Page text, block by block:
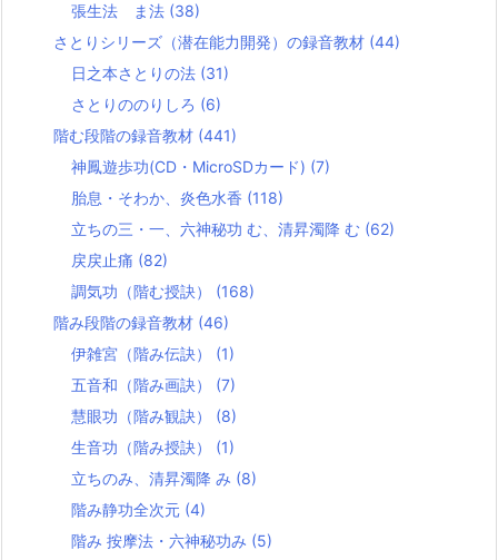
張生法 ま法 (38)
さとりシリーズ（潜在能力開発）の録音教材 (44)
日之本さとりの法 (31)
さとりののりしろ (6)
階む段階の録音教材 (441)
神鳳遊歩功(CD・MicroSDカード) (7)
胎息・そわか、炎色水香 (118)
立ちの三・一、六神秘功 む、清昇濁降 む (62)
戻戻止痛 (82)
調気功（階む授訣） (168)
階み段階の録音教材 (46)
伊雑宮（階み伝訣） (1)
五音和（階み画訣） (7)
慧眼功（階み観訣） (8)
生音功（階み授訣） (1)
立ちのみ、清昇濁降 み (8)
階み静功全次元 (4)
階み 按摩法・六神秘功み (5)